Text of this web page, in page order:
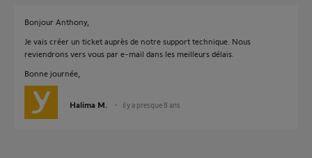
Bonjour Anthony,
Je vais créer un ticket auprès de notre support technique. Nous
reviendrons vers vous par e-mail dans les meilleurs délais.
Bonne journée,
Halima M. il y a presque 8 ans